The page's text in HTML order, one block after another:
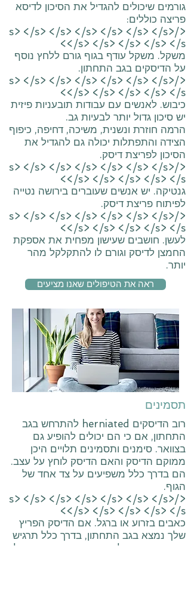
גורמים שיכולים להגדיל את הסיכון לדיסא
פריצה כוללים:
</s> </s> </s> </s> </s> </s> </s>
</s> </s> </s> </s> </s>
משקל. משקל עודף בגוף גורם ללחץ נוסף
על הדיסקים בגב התחתון.
</s> </s> </s> </s> </s> </s> </s>
</s> </s> </s> </s> </s>
כיבוש. לאנשים עם עבודות תובעניות פיזית
יש סיכון גדול יותר לבעיות גב.
הרמה חוזרת ונשנית, משיכה, דחיפה, כיפוף
הצידה והתפתלות יכולה גם להגדיל את
הסיכון לפריצת דיסק.
</s> </s> </s> </s> </s> </s> </s>
</s> </s> </s> </s> </s>
גנטיקה. יש אנשים שעוברים בירושה נטייה
לפיתוח פריצת דיסק.
</s> </s> </s> </s> </s> </s> </s>
</s> </s> </s> </s> </s>
לעשן. חושבים שעישון מפחית את אספקת
החמצן לדיסק וגורם לו להתקלקל מהר
יותר.
ראה את הטיפולים שאנו מציעים
תסמינים
רוב הדיסקים herniated להתרחש בגב
התחתון, אם כי הם יכולים להופיע גם
בצוואר. סימנים ותסמינים תלויים היכן
ממוקם הדיסק והאם הדיסק לוחץ על עצב.
הם בדרך כלל משפיעים על צד אחד של
הגוף.
</s> </s> </s> </s> </s> </s> </s>
</s> </s> </s> </s> </s>
כאבים בזרוע או ברגל. אם הדיסק הפריץ
שלך נמצא בגב התחתון, בדרך כלל תרגיש
את הכאב הגדול ביותר בישבן, בירך ובעגל.